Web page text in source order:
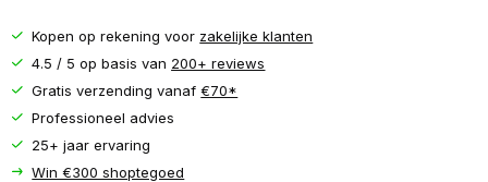
Kopen op rekening voor zakelijke klanten
4.5 / 5 op basis van 200+ reviews
Gratis verzending vanaf€70*
Professioneel advies
25+ jaar ervaring
Win €300 shoptegoed